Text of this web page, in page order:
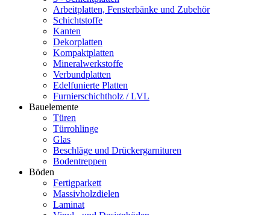
Arbeitplatten, Fensterbänke und Zubehör
Schichtstoffe
Kanten
Dekorplatten
Kompaktplatten
Mineralwerkstoffe
Verbundplatten
Edelfunierte Platten
Furnierschichtholz / LVL
Bauelemente
Türen
Türrohlinge
Glas
Beschläge und Drückergarnituren
Bodentreppen
Böden
Fertigparkett
Massivholzdielen
Laminat